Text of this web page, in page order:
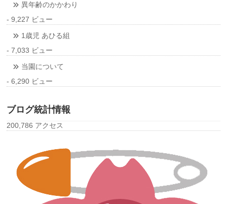
異年齢のかかわり
- 9,227 ビュー
1歳児 あひる組
- 7,033 ビュー
当園について
- 6,290 ビュー
ブログ統計情報
200,786 アクセス